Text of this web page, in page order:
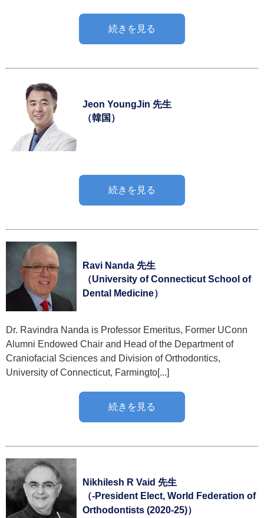
続きを見る
Jeon YoungJin 先生
（韓国）
続きを見る
Ravi Nanda 先生
（University of Connecticut School of
Dental Medicine）
Dr. Ravindra Nanda is Professor Emeritus, Former UConn
Alumni Endowed Chair and Head of the Department of
Craniofacial Sciences and Division of Orthodontics,
University of Connecticut, Farmingto[...]
続きを見る
Nikhilesh R Vaid 先生
（-President Elect, World Federation of
Orthodontists (2020-25)）